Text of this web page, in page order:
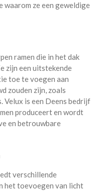
waarom ze een geweldige
ramen die in het dak
zijn een uitstekende
toe te voegen aan
zouden zijn, zoals
Velux is een Deens bedrijf
produceert en wordt
en betrouwbare
verschillende
het toevoegen van licht